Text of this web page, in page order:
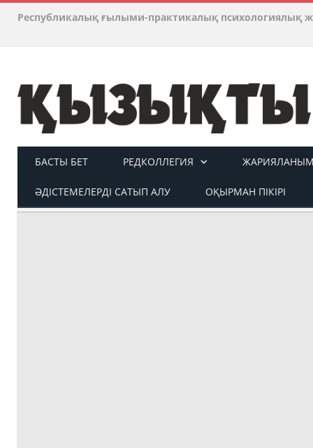
Республикалық ғылыми-практикалық психологиялық
БАСТЫ БЕТ РЕДКОЛЛЕГИЯ ЖАРИЯЛАНЫМ
ӘДІСТЕМЕЛЕРДІ САТЫП АЛУ ОҚЫРМАН ПІКІРІ